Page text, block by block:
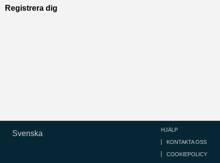
Registrera dig
Svenska HJÄLP
KONTAKTA OSS
COOKIEPOLICY